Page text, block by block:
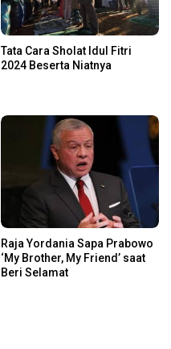
Tata Cara Sholat Idul Fitri
2024 Beserta Niatnya
Raja Yordania Sapa Prabowo
‘My Brother, My Friend’ saat
Beri Selamat